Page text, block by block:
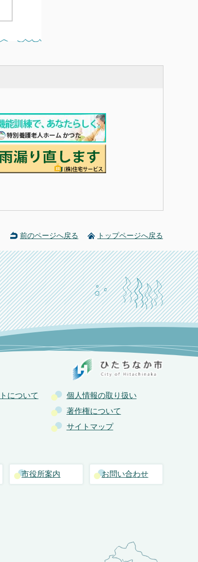
前のページへ戻る トップページへ戻る
について
個人情報の取り扱い
著作権について
サイトマップ
市役所案内 お問い合わせ